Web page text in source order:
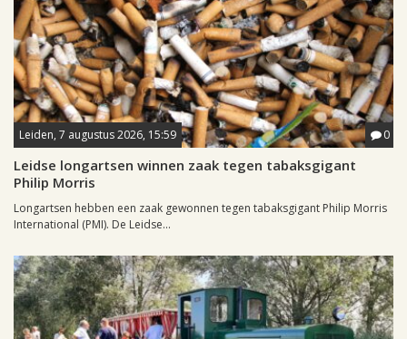
Leiden, 7 augustus 2026, 15:59 0
Leidse longartsen winnen zaak tegen tabaksgigant
Philip Morris
Longartsen hebben een zaak gewonnen tegen tabaksgigant Philip Morris
International (PMI). De Leidse...